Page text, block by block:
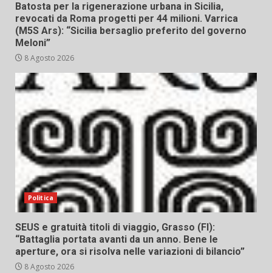
Batosta per la rigenerazione urbana in Sicilia,
revocati da Roma progetti per 44 milioni. Varrica
(M5S Ars): “Sicilia bersaglio preferito del governo
Meloni”
8 Agosto 2026
Politica
SEUS e gratuità titoli di viaggio, Grasso (FI):
“Battaglia portata avanti da un anno. Bene le
aperture, ora si risolva nelle variazioni di bilancio”
8 Agosto 2026